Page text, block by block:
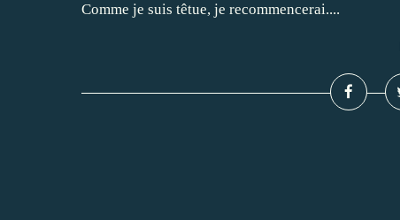
Comme je suis têtue, je recommencerai....